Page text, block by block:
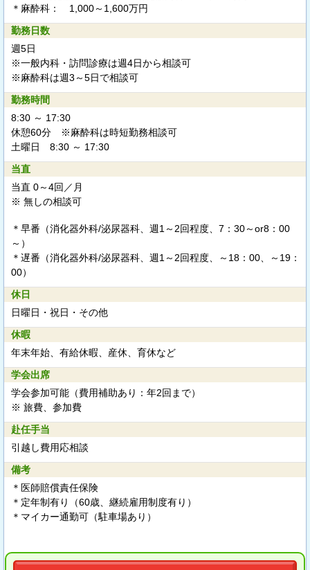
＊麻酔科： 1,000～1,600万円
勤務日数
週5日
※一般内科・訪問診療は週4日から相談可
※麻酔科は週3～5日で相談可
勤務時間
8:30 ～ 17:30
休憩60分 ※麻酔科は時短勤務相談可
土曜日 8:30 ～ 17:30
当直
当直 0～4回／月
※ 無しの相談可
＊早番（消化器外科/泌尿器科、週1～2回程度、7：30～or8：00
～）
＊遅番（消化器外科/泌尿器科、週1～2回程度、～18：00、～19：
00）
休日
日曜日・祝日・その他
休暇
年末年始、有給休暇、産休、育休など
学会出席
学会参加可能（費用補助あり：年2回まで）
※ 旅費、参加費
赴任手当
引越し費用応相談
備考
＊医師賠償責任保険
＊定年制有り（60歳、継続雇用制度有り）
＊マイカー通勤可（駐車場あり）